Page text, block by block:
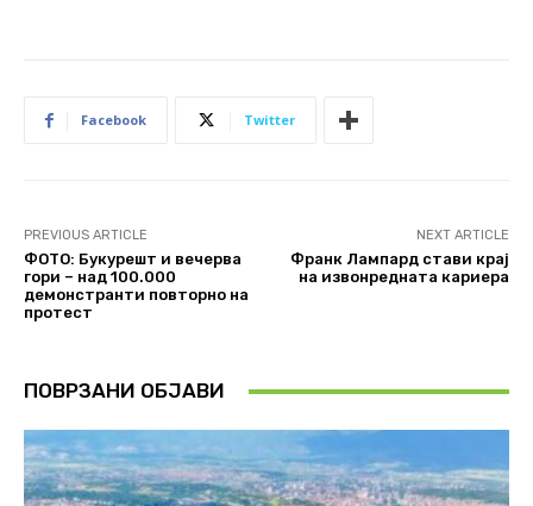
Facebook Twitter
PREVIOUS ARTICLE
ФОТО: Букурешт и вечерва
гори – над 100.000
демонстранти повторно на
протест
NEXT ARTICLE
Франк Лампард стави крај
на извонредната кариера
ПОВРЗАНИ ОБЈАВИ